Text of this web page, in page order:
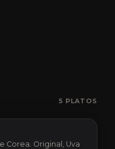
5 PLATOS
Corea. Original, Uva